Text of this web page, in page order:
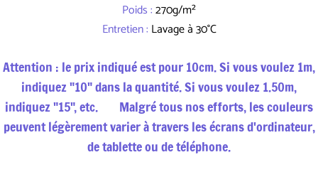
Poids :270g/m²
Entretien : Lavage à 30°C
Attention : le prix indiqué est pour 10cm. Si vous voulez 1m,
indiquez "10" dans la quantité. Si vous voulez 1.50m,
indiquez "15", etc. Malgré tous nos efforts, les couleurs
peuvent légèrement varier à travers les écrans d'ordinateur,
de tablette ou de téléphone.